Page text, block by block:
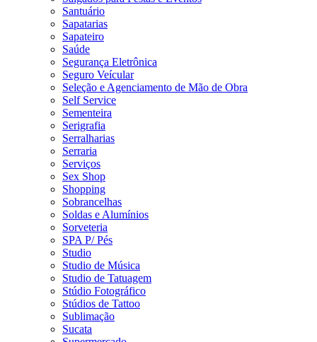
Santuário
Sapatarias
Sapateiro
Saúde
Segurança Eletrônica
Seguro Veícular
Seleção e Agenciamento de Mão de Obra
Self Service
Sementeira
Serigrafia
Serralharias
Serraria
Serviços
Sex Shop
Shopping
Sobrancelhas
Soldas e Alumínios
Sorveteria
SPA P/ Pés
Studio
Studio de Música
Studio de Tatuagem
Stúdio Fotográfico
Stúdios de Tattoo
Sublimação
Sucata